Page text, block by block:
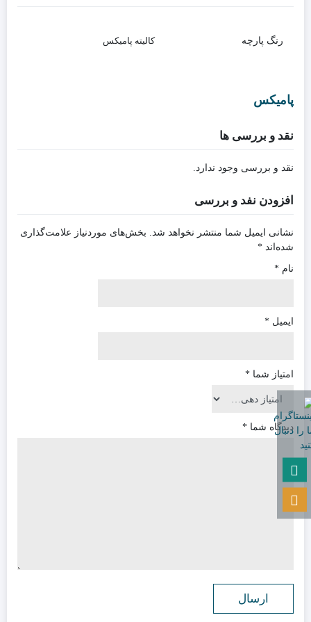
رنگ پارچه کالیته پامیکس
پامیکس
نقد و بررسی ها
نقد و بررسی وجود ندارد.
افزودن نفد و بررسی
نشانی ایمیل شما منتشر نخواهد شد. بخش‌های موردنیاز علامت‌گذاری
شده‌اند *
نام *
ایمیل *
امتیاز شما *
دیدگاه شما *